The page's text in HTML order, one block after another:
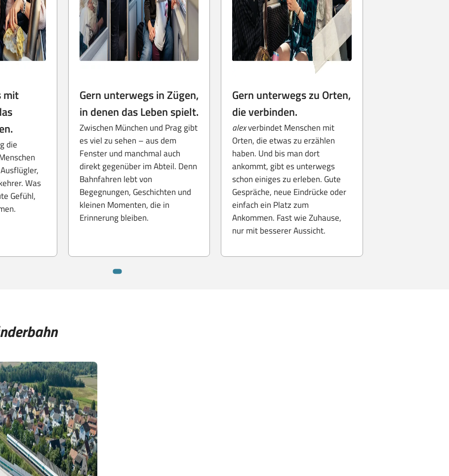
mit
die
Was
Gefühl,
Gern unterwegs in Zügen,
in denen das Leben spielt.
Zwischen München und Prag gibt
es viel zu sehen – aus dem
Fenster und manchmal auch
direkt gegenüber im Abteil. Denn
Bahnfahren lebt von
Begegnungen, Geschichten und
kleinen Momenten, die in
Erinnerung bleiben.
Gern unterwegs zu Orten,
die verbinden.
alexverbindet Menschen mit
Orten, die etwas zu erzählen
haben. Und bis man dort
ankommt, gibt es unterwegs
schon einiges zu erleben. Gute
Gespräche, neue Eindrücke oder
einfach ein Platz zum
Ankommen. Fast wie Zuhause,
nur mit besserer Aussicht.